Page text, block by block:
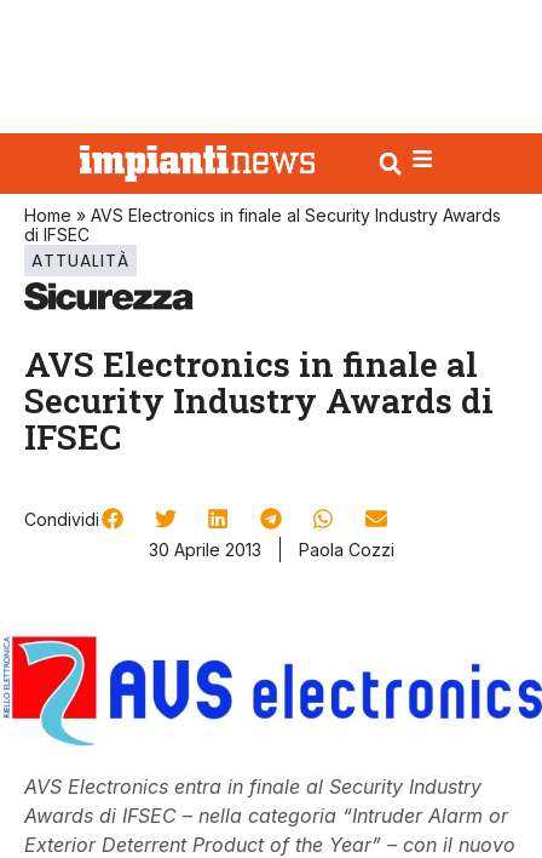
Home » AVS Electronics in finale al Security Industry Awards
di IFSEC
ATTUALITÀ
AVS Electronics in finale al
Security Industry Awards di
IFSEC
Condividi
30 Aprile 2013
Paola Cozzi
AVS Electronics entra in finale al Security Industry
Awards di IFSEC – nella categoria “Intruder Alarm or
Exterior Deterrent Product of the Year” – con il nuovo